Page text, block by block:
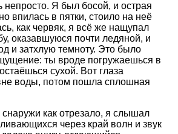
непросто. Я был босой, и острая
впилась в пятки, стоило на неё
как червяк, я всё же нащупал
оказавшуюся почти ледяной, и
и затхлую темноту. Это было
ты вроде погружаешься в
сухой. Вот глаза
воды, потом пошла сплошная
снаружи как отрезало, я слышал
через край волн и звук